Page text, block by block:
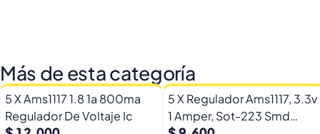
Más de esta categoría
5 X Ams1117 1.8 1a 800ma
Regulador De Voltaje Ic
5 X Regulador Ams1117, 3.3v
1 Amper, Sot-223 Smd